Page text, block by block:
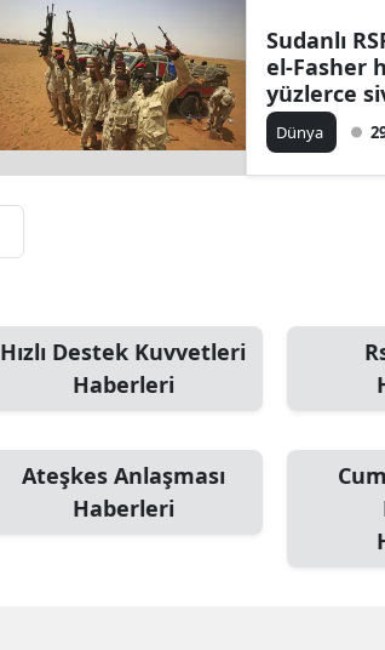
Sudanlı
el-Fasher
yüzlerce
Dünya
Hızlı Destek Kuvvetleri
Haberleri
Ateşkes Anlaşması
Haberleri